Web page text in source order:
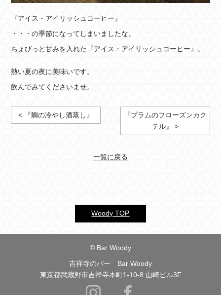
『アイス・アイリッシュコーヒー』
・・・の季節になってしまいましたな。
ちょびっと甘みを入れた『アイス・アイリッシュコーヒー』。
熱い夏の夜に美味いです。
飲んでみてくださいませ。
< 『鯛の冷やし酒蒸し』
『プラムのフローズンカク
テル』 >
一覧に戻る
Woody TOP
© Bar Woody
吉祥寺のバー Bar Woody
東京都武蔵野市吉祥寺本町1-10-8 山崎ビル3F